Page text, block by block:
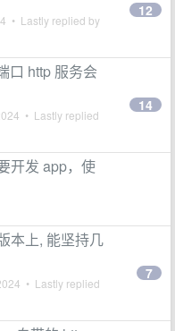
• Lastly replied by
12
口 http 服务会
• Lastly replied
14
开发 app，使
本上, 能坚持几
• Lastly replied
7